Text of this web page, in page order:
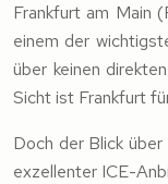
Frankfurt am Main
einem der
über keinen
Sicht ist Frankfurt
Doch der Blick
exzellenter ICE-